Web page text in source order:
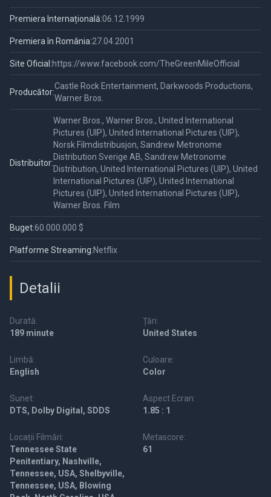
Premiera Internațională:06.12.1999
Premiera în România:27.04.2001
Site Oficial:https://www.facebook.com/TheGreenMileOfficial
Producător:
Castle Rock Entertainment, Darkwoods Productions,
Warner Bros.
Distribuitor:
Warner Bros., Warner Bros., United International
Pictures (UIP), United International Pictures (UIP),
Norsk Filmdistribusjon, Sandrew Metronome
Distribution Sverige AB, Sandrew Metronome
Distribution, United International Pictures (UIP), United
International Pictures (UIP), United International
Pictures (UIP), United International Pictures (UIP),
Warner Bros. Film
Buget:60.000.000 $
Platforme Streaming:Netflix
Detalii
Durată:
189 minute
Țări:
United States
Limbă:
English
Culoare:
Color
Sunet:
DTS, Dolby Digital, SDDS
Aspect Ecran:
1.85 : 1
Locații Filmări:
Tennessee State
Penitentiary, Nashville,
Tennessee, USA, Shelbyville,
Tennessee, USA, Blowing
Metascore:
61